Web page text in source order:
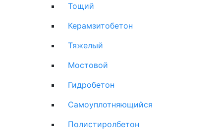
Тощий
Керамзитобетон
Тяжелый
Мостовой
Гидробетон
Самоуплотняющийся
Полистиролбетон